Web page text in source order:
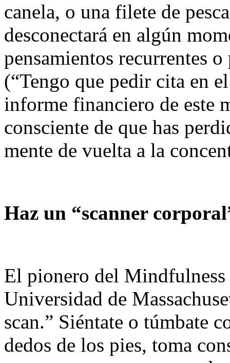
canela, o una filete de
desconectará en algún
pensamientos recurrentes
(“Tengo que pedir cita en
informe financiero de este
consciente de que has
mente de vuelta a la
Haz un “scanner
El pionero del
Universidad de
scan.” Siéntate o túmbate
dedos de los pies, toma